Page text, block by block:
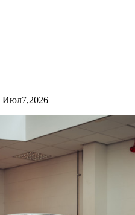
Июл7,2026